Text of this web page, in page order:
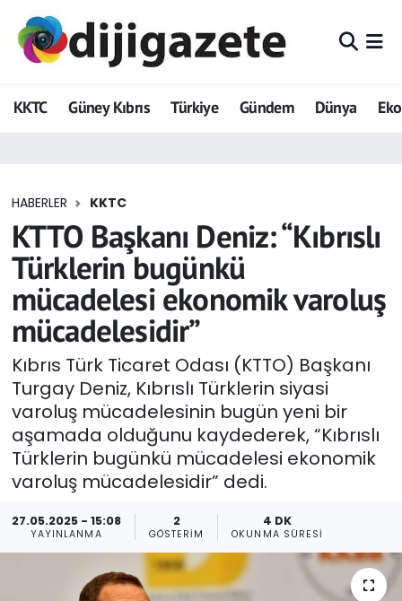
KKTC Güney Kıbrıs Türkiye Gündem Dünya
HABERLER KKTC
KTTO Başkanı Deniz: “Kıbrıslı
Türklerin bugünkü
mücadelesi ekonomik varoluş
mücadelesidir”
Kıbrıs Türk Ticaret Odası (KTTO) Başkanı
Turgay Deniz, Kıbrıslı Türklerin siyasi
varoluş mücadelesinin bugün yeni bir
aşamada olduğunu kaydederek, “Kıbrıslı
Türklerin bugünkü mücadelesi ekonomik
varoluş mücadelesidir” dedi.
27.05.2025 - 15:08
YAYINLANMA
2
GÖSTERIM
4 DK
OKUNMA SÜRESI
ADVERTORIAL
Dijigazete
Eğitim
Ekonomi
Foto Galeri
GEZİ
Güncel
Gündem
KKTC
KKTC YEREL SEÇİM 2018
Kültür Sanat
Hava Durumu
Trafik Durumu
Tüm Manşetler
Son Dakika Haberleri
Haber Arşivi